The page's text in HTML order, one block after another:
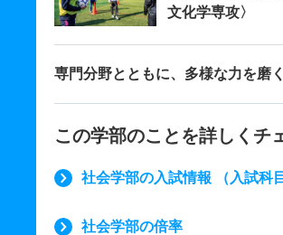
文化学専攻〉
専門分野とともに、多様な力を磨く
この学部のことを詳しくチ
社会学部の入試情報 （入試科
社会学部の倍率